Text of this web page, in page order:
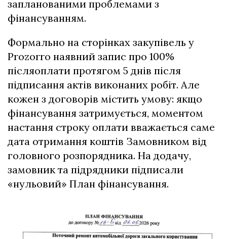
запланованими проблемами з
фінансуванням.
Формально на сторінках закупівель у
Prozorro наявний запис про 100%
післяоплати протягом 5 днів після
підписання актів виконаних робіт. Але
кожен з договорів містить умову: якщо
фінансування затримується, моментом
настання строку оплати вважається саме
дата отримання коштів Замовником від
головного розпорядника. На додачу,
замовник та підрядники підписали
«нульовий» План фінансування.